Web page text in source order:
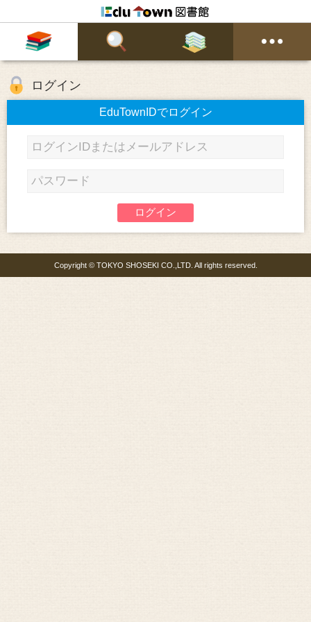
ログイン
EduTownIDでログイン
ログイン
Copyright © TOKYO SHOSEKI CO.,LTD. All rights reserved.